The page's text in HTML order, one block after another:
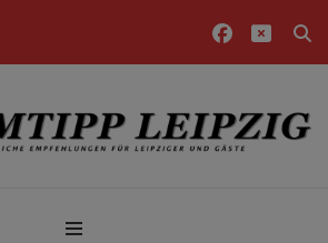
für Leipziger und Gäste